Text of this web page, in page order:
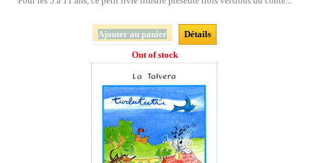
Ajouter au panier
Détails
Out of stock